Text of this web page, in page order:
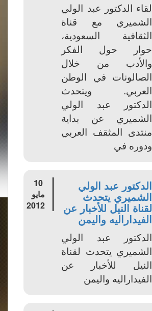
لقاء الدكتور عبد الولي
الشميري مع قناة
الثقافية السعودية،
حوار حول الفكر
والأدب من خلال
الصالونات في الوطن
العربي. ويتحدث
الدكتور عبد الولي
الشميري عن بداية
منتدى المثقف العربي
ودوره في
الدكتور عبد الولي
الشميري يتحدث
لقناة النيل للأخبار عن
الفيداراليه واليمن
الدكتور عبد الولي
الشميري يتحدث لقناة
النيل للأخبار عن
الفيداراليه واليمن
10
مايو
2012